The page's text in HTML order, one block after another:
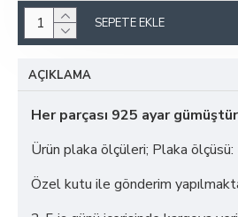
SEPETE EKLE
AÇIKLAMA
Her parçası 925 ayar
Ürün plaka ölçüleri; Plaka
Özel kutu ile gönderim